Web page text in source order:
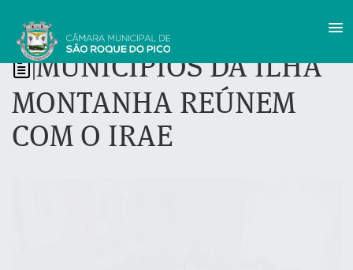
MUNICÍPIOS DA ILHA
MONTANHA REÚNEM
COM O IRAE